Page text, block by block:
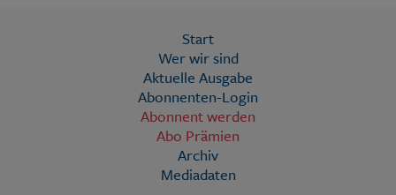
Start
Wer wir sind
Aktuelle Ausgabe
Abonnenten-Login
Abonnent werden
Abo Prämien
Archiv
Mediadaten